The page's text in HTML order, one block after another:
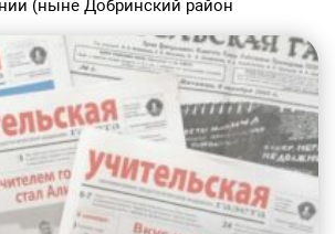
(ныне Добринский район